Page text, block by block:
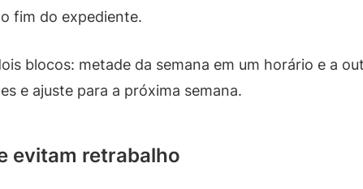
fim do expediente.
blocos: metade da semana em um horário e a
e ajuste para a próxima semana.
evitam retrabalho